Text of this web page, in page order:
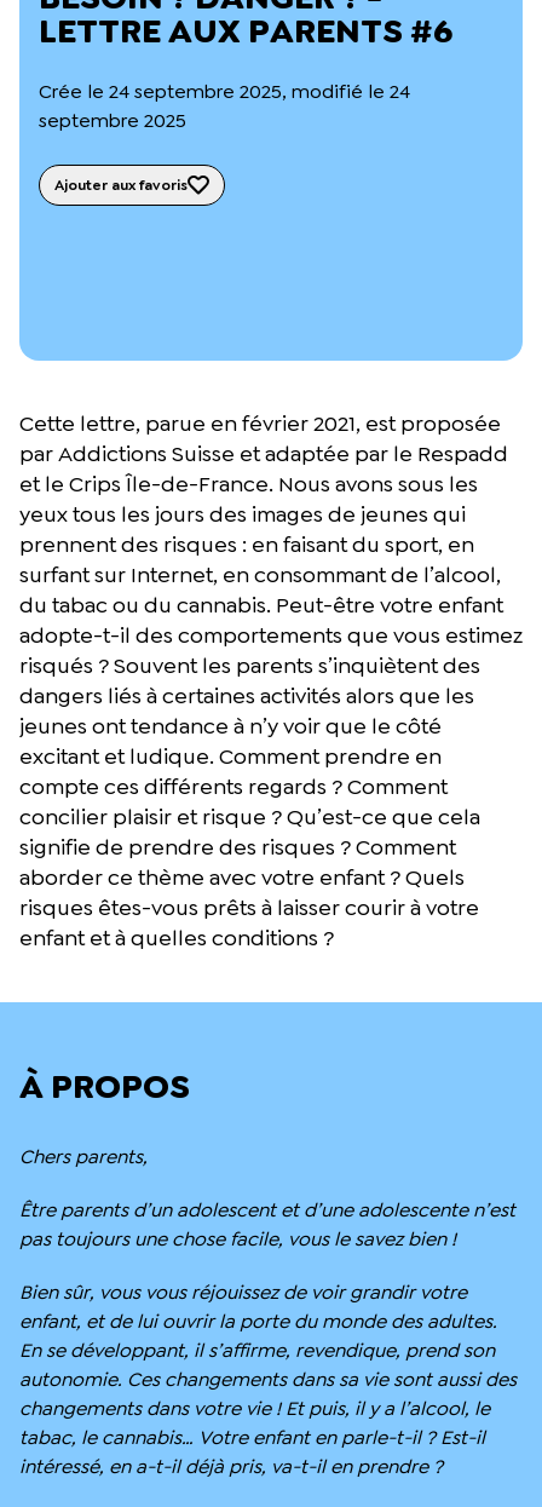
Notre documentation
Ressources pour les parents
Webinaires
L’équipe du Crips
Projets réalisés avec nos partenaires
LETTRE AUX PARENTS #6
Crée le 24 septembre 2025, modifié le 24
septembre 2025
Ajouter aux favoris
Cette lettre, parue en février 2021, est proposée
par Addictions Suisse et adaptée par le Respadd
et le Crips Île-de-France. Nous avons sous les
yeux tous les jours des images de jeunes qui
prennent des risques : en faisant du sport, en
surfant sur Internet, en consommant de l’alcool,
du tabac ou du cannabis. Peut-être votre enfant
adopte-t-il des comportements que vous estimez
risqués ? Souvent les parents s’inquiètent des
dangers liés à certaines activités alors que les
jeunes ont tendance à n’y voir que le côté
excitant et ludique. Comment prendre en
compte ces différents regards ? Comment
concilier plaisir et risque ? Qu’est-ce que cela
signifie de prendre des risques ? Comment
aborder ce thème avec votre enfant ? Quels
risques êtes-vous prêts à laisser courir à votre
enfant et à quelles conditions ?
À PROPOS
Chers parents,
Être parents d’un adolescent et d’une adolescente n’est
pas toujours une chose facile, vous le savez bien !
Bien sûr, vous vous réjouissez de voir grandir votre
enfant, et de lui ouvrir la porte du monde des adultes.
En se développant, il s’affirme, revendique, prend son
autonomie. Ces changements dans sa vie sont aussi des
changements dans votre vie ! Et puis, il y a l’alcool, le
tabac, le cannabis… Votre enfant en parle-t-il ? Est-il
intéressé, en a-t-il déjà pris, va-t-il en prendre ?